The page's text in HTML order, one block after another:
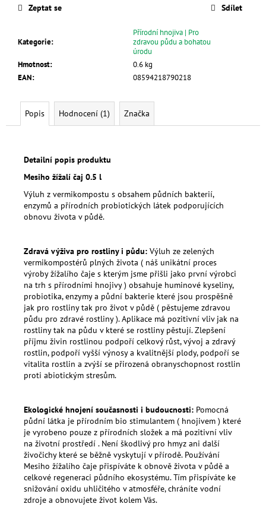
Kategorie:
Přírodní hnojiva | Pro
zdravou půdu a bohatou
úrodu
Hmotnost:
0.6 kg
EAN: 08594218790218
Zeptat se Sdílet
Popis Hodnocení (1) Značka
Detailní popis produktu
Mesiho žížalí čaj 0.5 l
Výluh z vermikompostu s obsahem půdních bakterií,
enzymů a přírodních probiotických látek podporujících
obnovu života v půdě.
Zdravá výživa pro rostliny i půdu: Výluh ze zelených
vermikompostérů plných života ( náš unikátní proces
výroby žížalího čaje s kterým jsme přišli jako první výrobci
na trh s přírodními hnojivy ) obsahuje huminové kyseliny,
probiotika, enzymy a půdní bakterie které jsou prospěšně
jak pro rostliny tak pro život v půdě ( pěstujeme zdravou
půdu pro zdravé rostliny ). Aplikace má pozitivní vliv jak na
rostliny tak na půdu v které se rostliny pěstují. Zlepšení
příjmu živin rostlinou podpoří celkový růst, vývoj a zdravý
rostlin, podpoří vyšší výnosy a kvalitnější plody, podpoří se
vitalita rostlin a zvýší se přirozená obranyschopnost rostlin
proti abiotickým stresům.
Ekologické hnojení současnosti i budoucnosti: Pomocná
půdní látka je přírodním bio stimulantem ( hnojivem ) které
je vyrobeno pouze z přírodních složek a má pozitivní vliv
na životní prostředí . Není škodlivý pro hmyz ani další
živočichy které se běžně vyskytují v přírodě. Používání
Mesiho žížalího čaje přispíváte k obnově života v půdě a
celkové regeneraci půdního ekosystému. Tím přispíváte ke
snižování oxidu uhličitého v atmosféře, chráníte vodní
zdroje a obnovujete život kolem Vás.